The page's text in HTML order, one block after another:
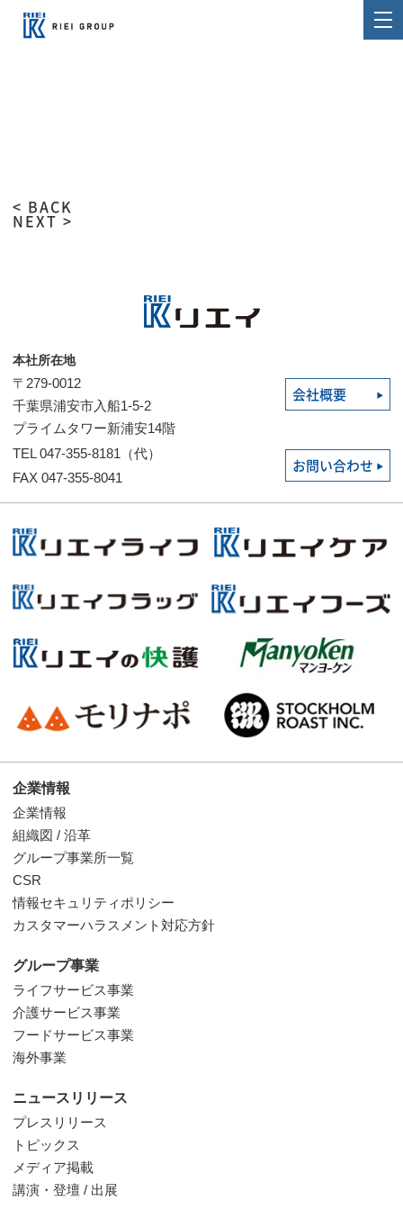
< BACK
NEXT >
本社所在地
〒279-0012
千葉県浦安市入船1-5-2
プライムタワー新浦安14階
会社概要
TEL 047-355-8181（代）
FAX 047-355-8041
お問い合わせ
企業情報
企業情報
組織図 / 沿革
グループ事業所一覧
CSR
情報セキュリティポリシー
カスタマーハラスメント対応方針
グループ事業
ライフサービス事業
介護サービス事業
フードサービス事業
海外事業
ニュースリリース
プレスリリース
トピックス
メディア掲載
講演・登壇 / 出展